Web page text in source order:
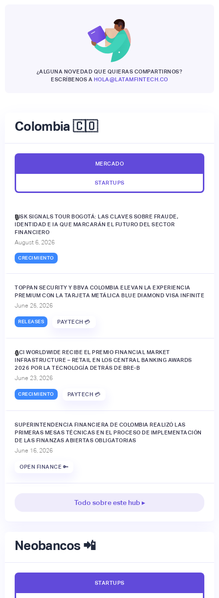
¿ALGUNA NOVEDAD QUE QUIERAS COMPARTIRNOS?
ESCRÍBENOS A HOLA@LATAMFINTECH.CO
Colombia 🇨🇴
MERCADO
STARTUPS
RISK SIGNALS TOUR BOGOTÁ: LAS CLAVES SOBRE FRAUDE,
IDENTIDAD E IA QUE MARCARÁN EL FUTURO DEL SECTOR
FINANCIERO
August 6, 2026
CRECIMIENTO
🔒
TOPPAN SECURITY Y BBVA COLOMBIA ELEVAN LA EXPERIENCIA
PREMIUM CON LA TARJETA METÁLICA BLUE DIAMOND VISA INFINITE
June 25, 2026
RELEASES PAYTECH 💳
ACI WORLDWIDE RECIBE EL PREMIO FINANCIAL MARKET
INFRASTRUCTURE – RETAIL EN LOS CENTRAL BANKING AWARDS
2026 POR LA TECNOLOGÍA DETRÁS DE BRE-B
June 23, 2026
CRECIMIENTO PAYTECH 💳
🔒
SUPERINTENDENCIA FINANCIERA DE COLOMBIA REALIZÓ LAS
PRIMERAS MESAS TÉCNICAS EN EL PROCESO DE IMPLEMENTACIÓN
DE LAS FINANZAS ABIERTAS OBLIGATORIAS
June 16, 2026
OPEN FINANCE 🔑
Todo sobre este hub ▸
Neobancos 📲
STARTUPS